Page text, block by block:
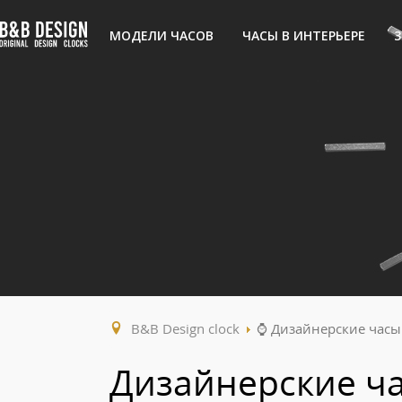
Главная МОДЕЛИ ЧАСОВ ЧАСЫ В ИНТЕРЬЕРЕ
B&B Design clock ⌚ Дизайнерские
Дизайнерские